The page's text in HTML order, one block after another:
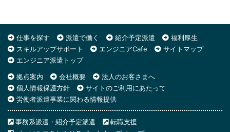
仕事を探す 派遣で働く 紹介予定派遣
福利厚生
スキルアップサポート
エンジニアCafe
サイトマップ
エンジニア派遣トップ
拠点案内
会社概要
法人のお客さまへ
個人情報保護方針
サイトのご利用にあたって
労働者派遣事業に関わる情報提供
事務系派遣・紹介予定派遣
転職支援